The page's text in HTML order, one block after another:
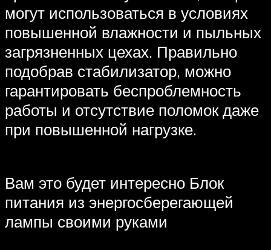
могут использоваться в условиях
повышенной влажности и пыльных
загрязненных цехах. Правильно
подобрав стабилизатор, можно
гарантировать беспроблемность
работы и отсутствие поломок даже
при повышенной нагрузке.
Вам это будет интересно Блок
питания из энергосберегающей
лампы своими руками